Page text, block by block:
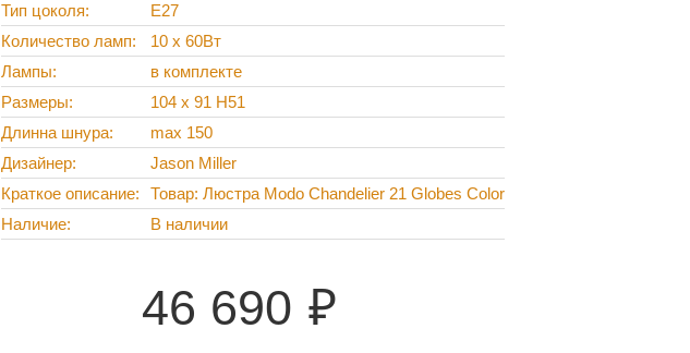
Тип цоколя
E27
Количество ламп
10 х 60Вт
Лампы
в комплекте
Размеры
104 x 91 H51
Длинна шнура
max 150
Дизайнер
Jason Miller
Краткое описание
Товар: Люстра Modo Chandelier 21 Globes Color
Наличие
В наличии
46 690